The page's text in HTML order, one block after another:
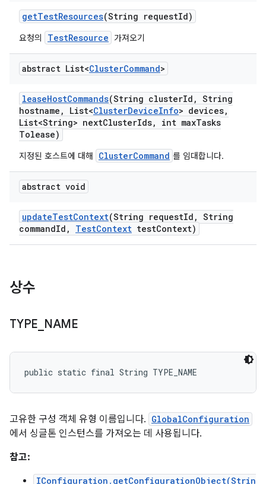
getTestResources(String requestId)
요청의 TestResource 가져오기
abstract List<ClusterCommand>
leaseHostCommands(String clusterId , String
hostname , List<ClusterDeviceInfo> devices,
List<String> nextClusterIds, int maxTasks
Tolease)
지정된 호스트에 대해 ClusterCommand 를 임대합니다.
abstract void
updateTestContext(String requestId , String
commandId , TestContext testContext)
상수
TYPE NAME
public static final String TYPE_NAME
고유한 구성 객체 유형 이름입니다. GlobalConfiguration
에서 싱글톤 인스턴스를 가져오는 데 사용됩니다.
참고:
IConfiguration.getConfigurationObject(Strin